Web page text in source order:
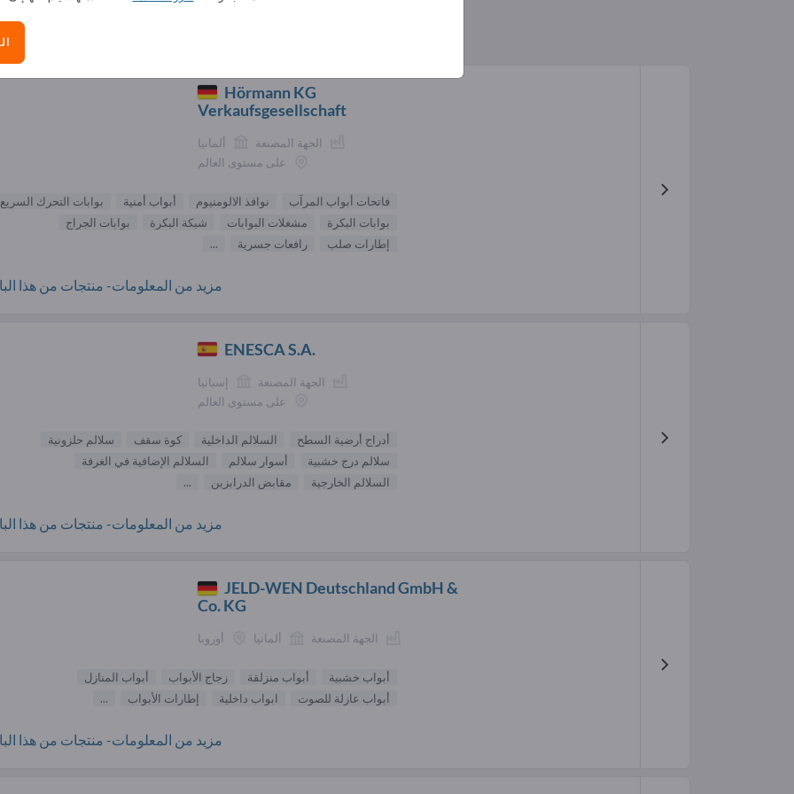
الموردون مكونات البناء
Hörmann KG
Verkaufsgesellschaft
الجهة المصنعة
ألمانيا
على مستوى العالم
فاتحات أبواب المرآب نوافذ الالومنيوم أبواب أمنية
بوابات التحرك السريع
بوابات البكرة
مشغلات البوابات شبكة البكرة
بوابات الجراج
إطارات صلب
رافعات جسرية ...
مزيد من المعلومات- منتجات من هذا
ENESCA S.A.
الجهة المصنعة
إسبانيا
على مستوى العالم
أدراج أرضية السطح السلالم الداخلية كوة سقف
سلالم حلزونية
سلالم درج خشبية
أسوار سلالم
السلالم الإضافية في الغرفة
السلالم الخارجية
مقابض الدرابزين ...
مزيد من المعلومات- منتجات من هذا
JELD-WEN Deutschland GmbH &
Co. KG
الجهة المصنعة ألمانيا أوروبا
أبواب خشبية أبواب منزلقة زجاج الأبواب
أبواب المنازل
أبواب عازلة للصوت
ابواب داخلية إطارات الأبواب ...
مزيد من المعلومات- منتجات من هذا